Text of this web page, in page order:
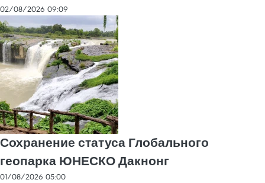
02/08/2026 09:09
Сохранение статуса Глобального
геопарка ЮНЕСКО Дакнонг
01/08/2026 05:00